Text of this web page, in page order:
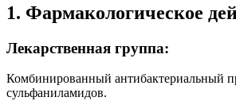
1. Фармакологическое
Лекарственная группа:
Комбинированный антибактериальный
сульфаниламидов.